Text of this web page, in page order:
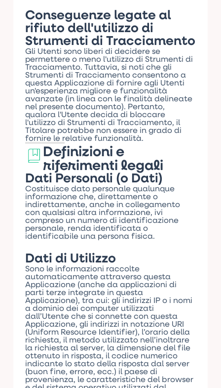
Conseguenze legate al
rifiuto dell'utilizzo di
Strumenti di Tracciamento
Gli Utenti sono liberi di decidere se
permettere o meno l'utilizzo di Strumenti di
Tracciamento. Tuttavia, si noti che gli
Strumenti di Tracciamento consentono a
questa Applicazione di fornire agli Utenti
un'esperienza migliore e funzionalità
avanzate (in linea con le finalità delineate
nel presente documento). Pertanto,
qualora l'Utente decida di bloccare
l'utilizzo di Strumenti di Tracciamento, il
Titolare potrebbe non essere in grado di
fornire le relative funzionalità.
Definizioni e
riferimenti legali
Dati Personali (o Dati)
Costituisce dato personale qualunque
informazione che, direttamente o
indirettamente, anche in collegamento
con qualsiasi altra informazione, ivi
compreso un numero di identificazione
personale, renda identificata o
identificabile una persona fisica.
Dati di Utilizzo
Sono le informazioni raccolte
automaticamente attraverso questa
Applicazione (anche da applicazioni di
parti terze integrate in questa
Applicazione), tra cui: gli indirizzi IP o i nomi
a dominio dei computer utilizzati
dall’Utente che si connette con questa
Applicazione, gli indirizzi in notazione URI
(Uniform Resource Identifier), l’orario della
richiesta, il metodo utilizzato nell’inoltrare
la richiesta al server, la dimensione del file
ottenuto in risposta, il codice numerico
indicante lo stato della risposta dal server
(buon fine, errore, ecc.) il paese di
provenienza, le caratteristiche del browser